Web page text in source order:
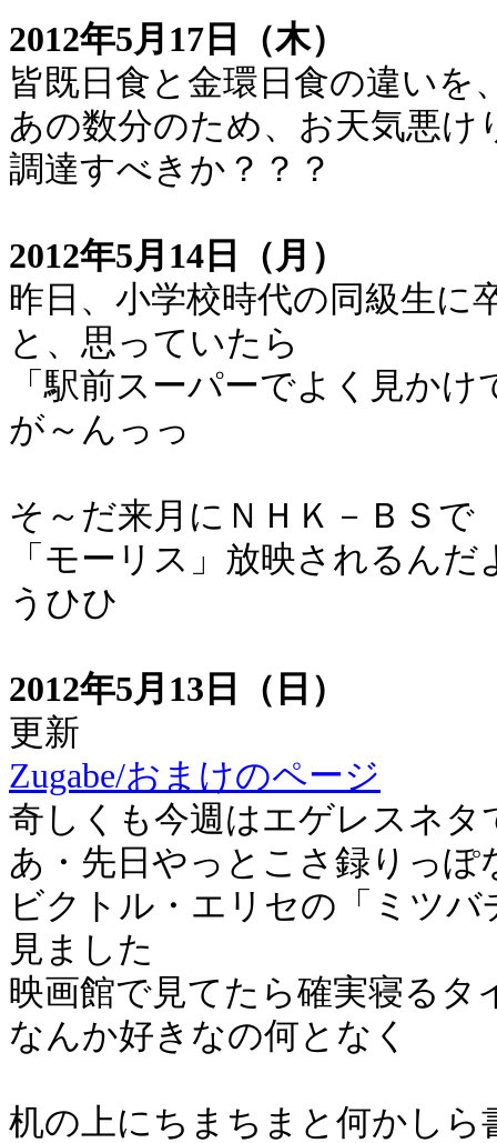
2012年5月17日（木）
皆既日食と金環日食の違いを
あの数分のため、お天気悪
調達すべきか？？？
2012年5月14日（月）
昨日、小学校時代の同級生に
と、思っていたら
「駅前スーパーでよく見か
が～んっっ
そ～だ来月にＮＨＫ－ＢＳで
「モーリス」放映されるんだ
うひひ
2012年5月13日（日）
更新
Zugabe/おまけのページ
奇しくも今週はエゲレスネ
あ・先日やっとこさ録りっぽ
ビクトル・エリセの「ミツ
見ました
映画館で見てたら確実寝るタ
なんか好きなの何となく
机の上にちまちまと何かし